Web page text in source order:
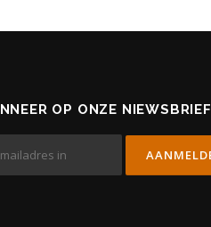
OP ONZE NIEWSBRIEF